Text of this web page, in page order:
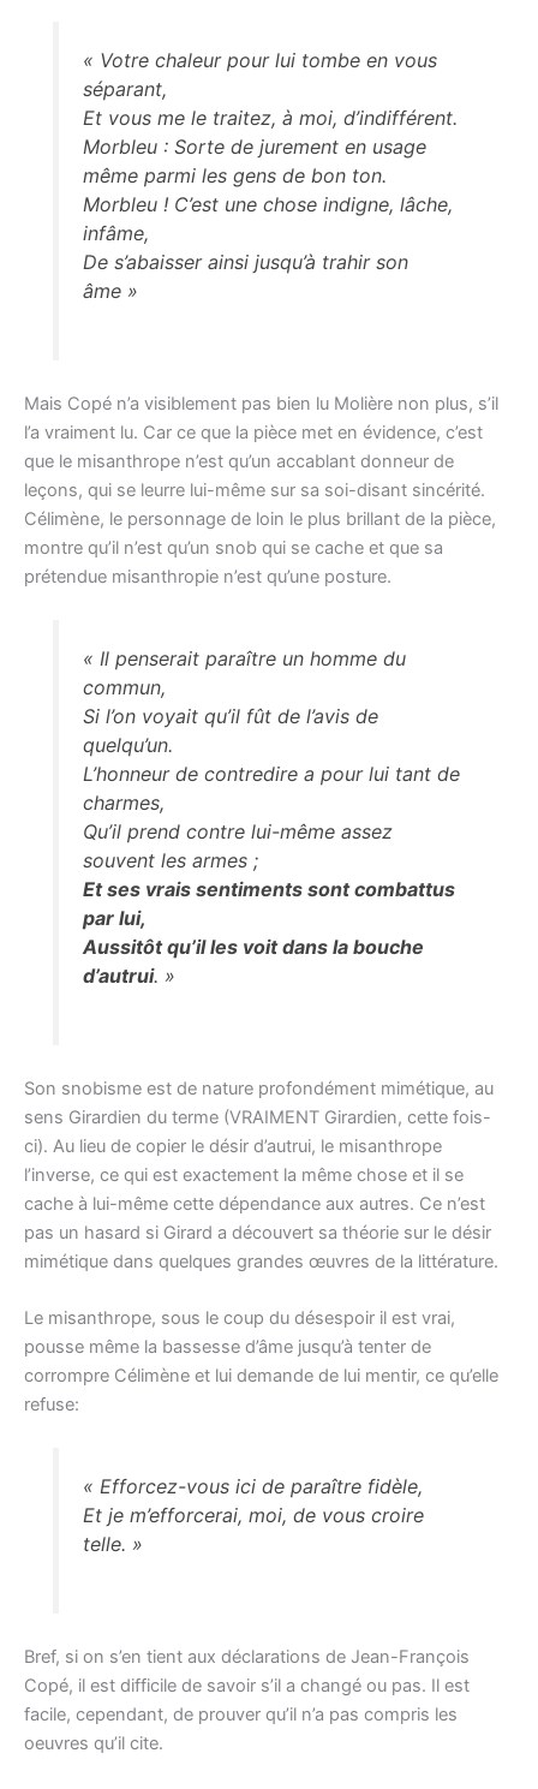
« Votre chaleur pour lui tombe en vous
séparant,
Et vous me le traitez, à moi, d’indifférent.
Morbleu : Sorte de jurement en usage
même parmi les gens de bon ton.
Morbleu ! C’est une chose indigne, lâche,
infâme,
De s’abaisser ainsi jusqu’à trahir son
âme »
Mais Copé n’a visiblement pas bien lu Molière non plus, s’il
l’a vraiment lu. Car ce que la pièce met en évidence, c’est
que le misanthrope n’est qu’un accablant donneur de
leçons, qui se leurre lui-même sur sa soi-disant sincérité.
Célimène, le personnage de loin le plus brillant de la pièce,
montre qu’il n’est qu’un snob qui se cache et que sa
prétendue misanthropie n’est qu’une posture.
« Il penserait paraître un homme du
commun,
Si l’on voyait qu’il fût de l’avis de
quelqu’un.
L’honneur de contredire a pour lui tant de
charmes,
Qu’il prend contre lui-même assez
souvent les armes ;
Et ses vrais sentiments sont combattus
par lui,
Aussitôt qu’il les voit dans la bouche
d’autrui. »
Son snobisme est de nature profondément mimétique, au
sens Girardien du terme (VRAIMENT Girardien, cette fois-
ci). Au lieu de copier le désir d’autrui, le misanthrope
l’inverse, ce qui est exactement la même chose et il se
cache à lui-même cette dépendance aux autres. Ce n’est
pas un hasard si Girard a découvert sa théorie sur le désir
mimétique dans quelques grandes œuvres de la littérature.
Le misanthrope, sous le coup du désespoir il est vrai,
pousse même la bassesse d’âme jusqu’à tenter de
corrompre Célimène et lui demande de lui mentir, ce qu’elle
refuse:
« Efforcez-vous ici de paraître fidèle,
Et je m’efforcerai, moi, de vous croire
telle. »
Bref, si on s’en tient aux déclarations de Jean-François
Copé, il est difficile de savoir s’il a changé ou pas. Il est
facile, cependant, de prouver qu’il n’a pas compris les
oeuvres qu’il cite.